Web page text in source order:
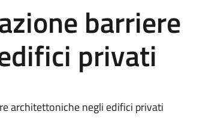
barriere
privati
architettoniche negli edifici privati